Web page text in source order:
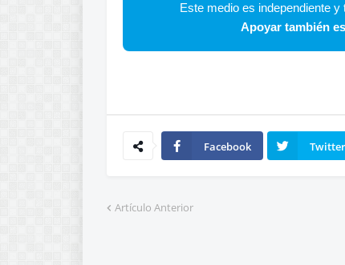
Este medio es independiente
Apoyar también
Facebook Twitter
Artículo Anterior